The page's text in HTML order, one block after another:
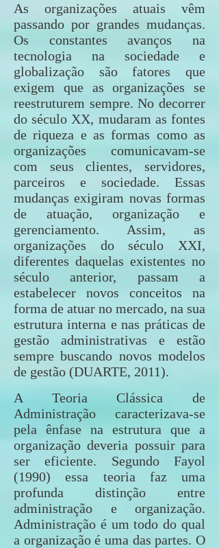
As organizações atuais vêm
passando por grandes mudanças.
Os constantes avanços na
tecnologia na sociedade e
globalização são fatores que
exigem que as organizações se
reestruturem sempre. No decorrer
do século XX, mudaram as fontes
de riqueza e as formas como as
organizações comunicavam-se
com seus clientes, servidores,
parceiros e sociedade. Essas
mudanças exigiram novas formas
de atuação, organização e
gerenciamento. Assim, as
organizações do século XXI,
diferentes daquelas existentes no
século anterior, passam a
estabelecer novos conceitos na
forma de atuar no mercado, na sua
estrutura interna e nas práticas de
gestão administrativas e estão
sempre buscando novos modelos
de gestão (DUARTE, 2011).
A Teoria Clássica de
Administração caracterizava-se
pela ênfase na estrutura que a
organização deveria possuir para
ser eficiente. Segundo Fayol
(1990) essa teoria faz uma
profunda distinção entre
administração e organização.
Administração é um todo do qual
a organização é uma das partes. O